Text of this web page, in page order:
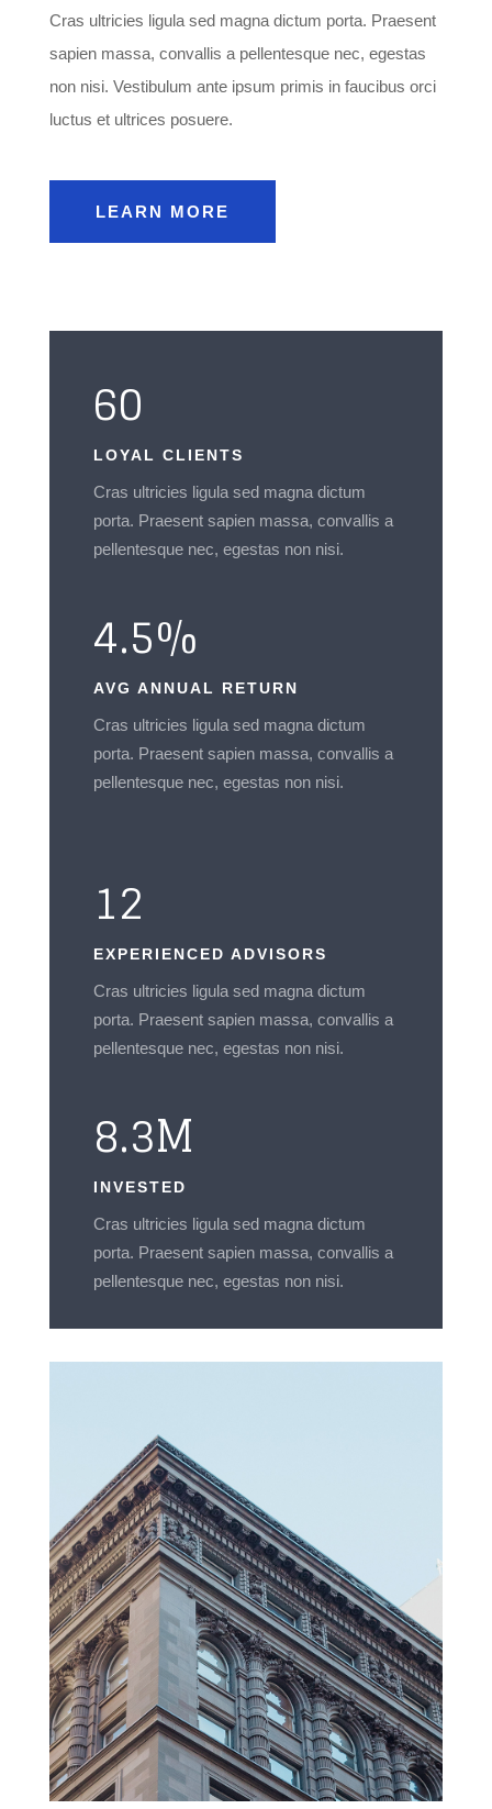
Cras ultricies ligula sed magna dictum porta. Praesent
sapien massa, convallis a pellentesque nec, egestas
non nisi. Vestibulum ante ipsum primis in faucibus orci
luctus et ultrices posuere.
LEARN MORE
60
LOYAL CLIENTS
Cras ultricies ligula sed magna dictum
porta. Praesent sapien massa, convallis a
pellentesque nec, egestas non nisi.
4.5%
AVG ANNUAL RETURN
Cras ultricies ligula sed magna dictum
porta. Praesent sapien massa, convallis a
pellentesque nec, egestas non nisi.
12
EXPERIENCED ADVISORS
Cras ultricies ligula sed magna dictum
porta. Praesent sapien massa, convallis a
pellentesque nec, egestas non nisi.
8.3M
INVESTED
Cras ultricies ligula sed magna dictum
porta. Praesent sapien massa, convallis a
pellentesque nec, egestas non nisi.